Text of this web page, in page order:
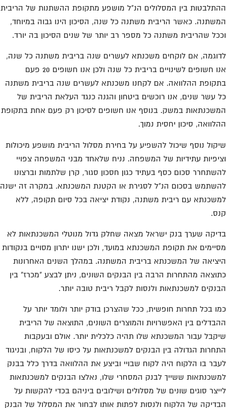
בין המסלולים הנ"ל מושפע מתקופת ההשתנות של הריבית
כאשר הריבית משתנה כל שנה, הסיכון הינו גבוה במיוחד,
שהריבית משתנה כל מספר רב יותר של שנים הסיכון בה יורד.
אם לוקחים משכנתא לעשרים שנה בריבית משתנה כל שנה,
אנו חשופים לשינויים בריבית כל שנה ולכן אנו חשופים 20 פעם
ההלוואה. אם לקחנו משכנתא לעשרים שנה בריבית משתנה
עשר שנים, אנו רוכשים ביטחון והגנה כנגד העלאת הריבית של
במשק. בנוסף אנו חשופים לסיכון רק פעם אחת בתקופת
סיכון יחסית נמוך.
נוסף שיכול להשפיע על בחירת מסלול הריבית מושפע מיכולות
עתידיות של המשפחה. נניח שלאחד מבני המשפחה צפויי
סכום כסף בעתיד כגון חסכון סגור, קרן שלתמות וברצונו
בסכום הנ"ל לסגירת או הקטנת המשכנתא. במקרה זה ישנה
עם ריבית משתנה, נקודת יציאה בכל סיום תקופה, ללא
שערך בנק ישראל מצאה שחלק גדול מנוטלי המשכנתאות לא
את תקופת המשכנתא במועד, ולכן ישנו יתרון מסויים בנקודות
של המשכנתא בריבית המשתנה. במהלך השנים האחרונות
מהתחרות הרבה בין הבנקים השונים, ניתן לבצע "מכרז" בין
למשכנתאות ולנסות לקבל ריבית טובה יותר.
בכל תחרות חופשית, ככל שהצרכן בודק יותר ולומד יותר על
בין האפשרויות והמוצרים השונים, התוצאה של הריבית
עבור המשכנתא שלו תהיה כלכלית יותר. אולם ובעקבות
הגדולה בין הבנקים למשכנתאות על כיסו של הלקוח, ובניגוד
בו הלקוח היה לקוח שבויי וביצע את ההלוואה בדרך כלל בבנק
ששייך לבנק המסחרי שלו, נאלצו הבנקים למשכנתאות
סוגים שונים של מסלולים ושילובים ביניהם בכדי להקשות על
של הלקוח ולנסות לפתות אותו לבחור את המסלול של הבנק